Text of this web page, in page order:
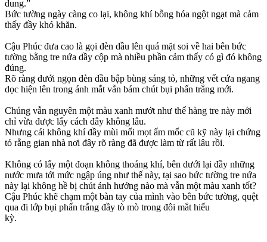
dung.”
Bức tường ngày càng co lại, không khí bỗng hóa ngột ngạt mà cảm
thấy đầy khó khăn.
Cậu Phúc đưa cao là gọi đèn dầu lên quá mặt soi về hai bên bức
tường bằng tre nứa dầy cộp mà nhiều phần cảm thấy có gì đó không
đúng.
Rõ ràng dưới ngọn đèn dầu bập bùng sáng tỏ, những vết cứa ngang
dọc hiện lên trong ánh mắt vẫn bám chút bụi phấn trắng mới.
Chúng vẫn nguyên một màu xanh mướt như thể hàng tre này mới
chỉ vừa được lấy cách đây không lâu.
Nhưng cái không khí đầy mùi mối mọt ẩm mốc cũ kỹ này lại chứng
tỏ rằng gian nhà nơi đây rõ ràng đã được làm từ rất lâu rồi.
Không có lấy một đoạn không thoáng khí, bên dưới lại đầy những
nước mưa tới mức ngập úng như thế này, tại sao bức tường tre nứa
này lại không hề bị chút ảnh hưởng nào mà vẫn một màu xanh tốt?
Cậu Phúc khẽ chạm một bàn tay của mình vào bên bức tường, quệt
qua đi lớp bụi phấn trắng đầy tò mò trong đôi mắt hiếu
kỳ.